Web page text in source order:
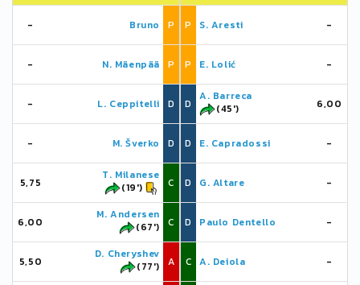
- Bruno P
- N. Mäenpää P
- L. Ceppitelli D
- M. Šverko D
5,75
T. Milanese
(19')
C
6,00
M. Andersen
(67')
C
5,50
D. Cheryshev
(77')
A
P S. Aresti -
P E. Lolić -
D
A. Barreca
(45')
6,00
D E. Capradossi -
D G. Altare -
D Paulo Dentello -
C A. Deiola -